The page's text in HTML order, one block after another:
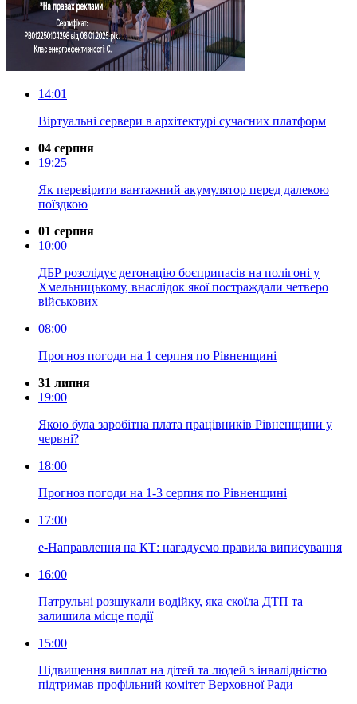
14:01
Віртуальні сервери в архітектурі сучасних платформ
04 серпня
19:25
Як перевірити вантажний акумулятор перед далекою
поїздкою
01 серпня
10:00
ДБР розслідує детонацію боєприпасів на полігоні у
Хмельницькому, внаслідок якої постраждали четверо
військових
08:00
Прогноз погоди на 1 серпня по Рівненщині
31 липня
19:00
Якою була заробітна плата працівників Рівненщини у
червні?
18:00
Прогноз погоди на 1-3 серпня по Рівненщині
17:00
е-Направлення на КТ: нагадуємо правила виписування
16:00
Патрульні розшукали водійку, яка скоїла ДТП та
залишила місце події
15:00
Підвищення виплат на дітей та людей з інвалідністю
підтримав профільний комітет Верховної Ради